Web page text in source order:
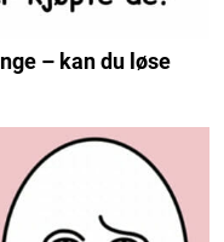
– kan du løse